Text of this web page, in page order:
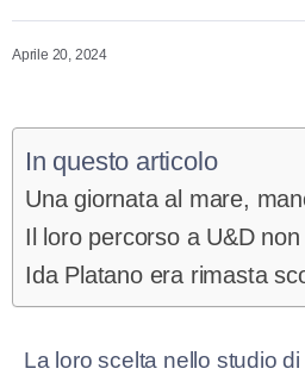
Aprile 20, 2024
In questo articolo
Una giornata al mare,
Il loro percorso a U&D
Ida Platano era rimasta
La loro scelta nello studio di